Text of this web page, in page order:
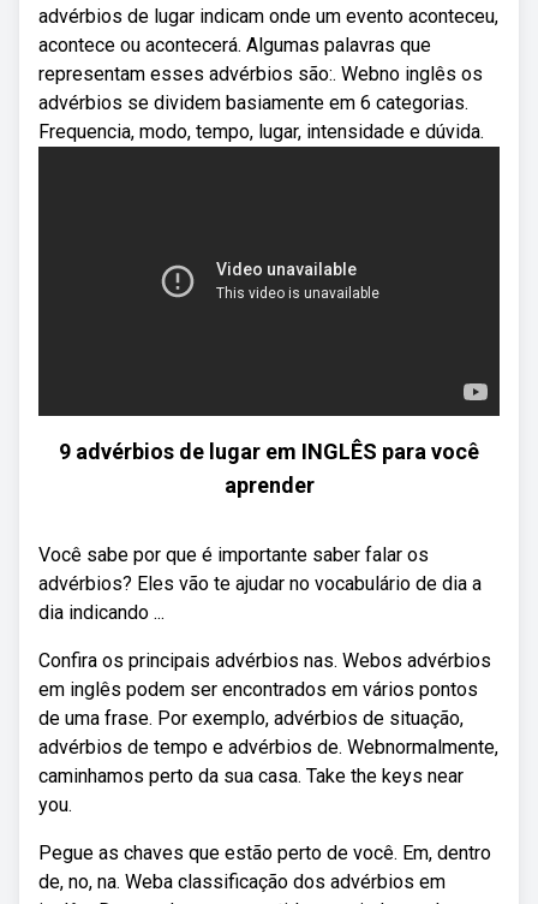
advérbios de lugar indicam onde um evento aconteceu,
acontece ou acontecerá. Algumas palavras que
representam esses advérbios são:. Webno inglês os
advérbios se dividem basiamente em 6 categorias.
Frequencia, modo, tempo, lugar, intensidade e dúvida.
9 advérbios de lugar em INGLÊS para você
aprender
Você sabe por que é importante saber falar os
advérbios? Eles vão te ajudar no vocabulário de dia a
dia indicando ...
Confira os principais advérbios nas. Webos advérbios
em inglês podem ser encontrados em vários pontos
de uma frase. Por exemplo, advérbios de situação,
advérbios de tempo e advérbios de. Webnormalmente,
caminhamos perto da sua casa. Take the keys near
you.
Pegue as chaves que estão perto de você. Em, dentro
de, no, na. Weba classificação dos advérbios em